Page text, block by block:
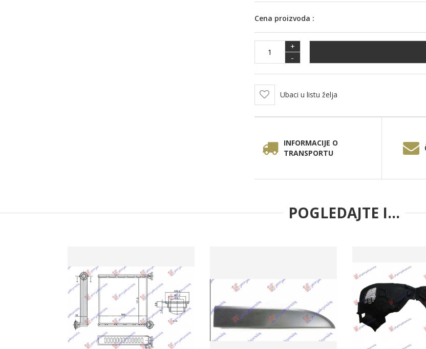
Cena proizvoda :
+
-
Ubaci u listu želja
INFORMACIJE O
TRANSPORTU
POGLEDAJTE I...